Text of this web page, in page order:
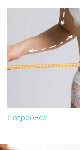
Подробнее...